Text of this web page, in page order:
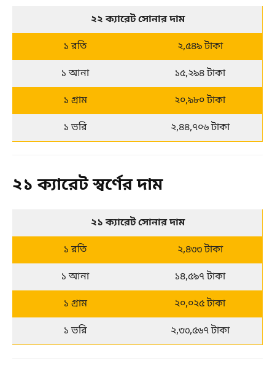
২২ ক্যারেট সোনার দাম
১ রতি
২,৫৪৯ টাকা
১ আনা
১৫,২৯৪ টাকা
১ গ্রাম
২০,৯৮০ টাকা
১ ভরি
২,৪৪,৭০৬ টাকা
২১ ক্যারেট স্বর্ণের দাম
২১ ক্যারেট সোনার দাম
১ রতি
২,৪৩৩ টাকা
১ আনা
১৪,৫৯৭ টাকা
১ গ্রাম
২০,০২৫ টাকা
১ ভরি
২,৩৩,৫৬৭ টাকা